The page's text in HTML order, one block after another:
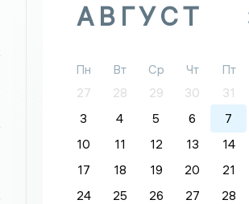
АВГУСТ
Пн Вт Ср Чт Пт
27
28 29 30 31
3
4 5 6 7
10
11 12 13 14
17
18 19 20 21
24
25 26 27 28